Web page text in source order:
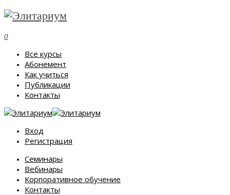
0
Все курсы
Абонемент
Как учиться
Публикации
Контакты
Вход
Регистрация
Семинары
Вебинары
Корпоративное обучение
Контакты